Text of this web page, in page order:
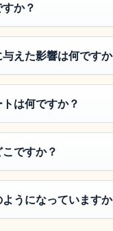
か？
えた影響は何です
は何ですか？
ですか？
うになっています